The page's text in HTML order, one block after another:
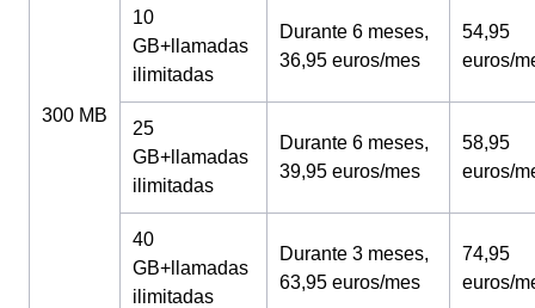
300 MB
10
GB+llamadas
ilimitadas
Durante 6 meses,
36,95 euros/mes
54,95
euros/
25
GB+llamadas
ilimitadas
Durante 6 meses,
39,95 euros/mes
58,95
euros/
40
GB+llamadas
ilimitadas
Durante 3 meses,
63,95 euros/mes
74,95
euros/